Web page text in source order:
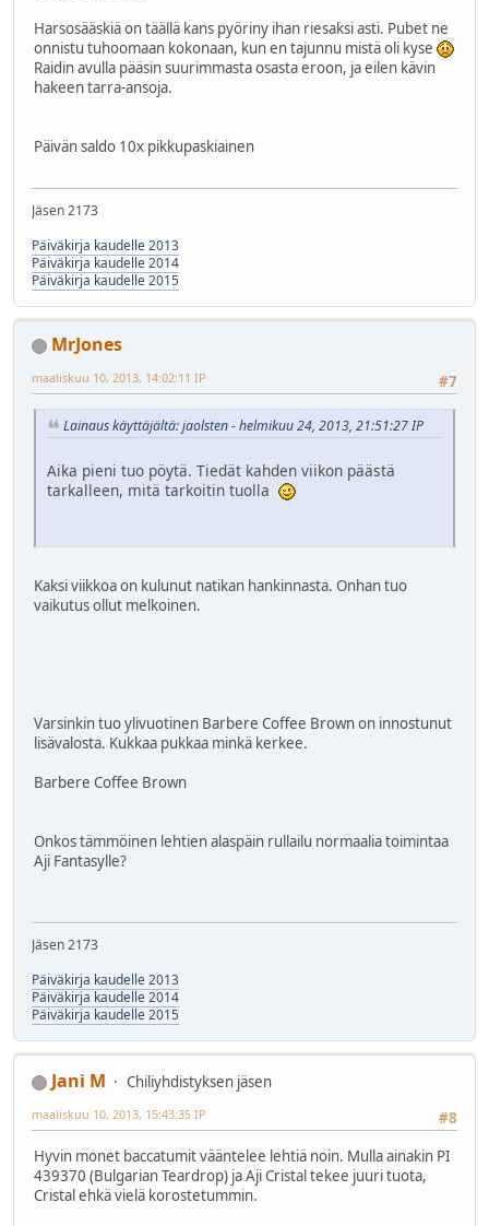
Harsosääskiä on täällä kans pyöriny ihan riesaksi asti. Pubet ne
onnistu tuhoomaan kokonaan, kun en tajunnu mistä oli kyse
Raidin avulla pääsin suurimmasta osasta eroon, ja eilen kävin
hakeen tarra-ansoja.
Päivän saldo 10x pikkupaskiainen
Jäsen 2173
Päiväkirja kaudelle 2013
Päiväkirja kaudelle 2014
Päiväkirja kaudelle 2015
MrJones
#7
maaliskuu 10, 2013, 14:02:11 IP
Lainaus käyttäjältä: jaolsten - helmikuu 24, 2013, 21:51:27 IP
Aika pieni tuo pöytä. Tiedät kahden viikon päästä
tarkalleen, mitä tarkoitin tuolla
Kaksi viikkoa on kulunut natikan hankinnasta. Onhan tuo
vaikutus ollut melkoinen.
Varsinkin tuo ylivuotinen Barbere Coffee Brown on innostunut
lisävalosta. Kukkaa pukkaa minkä kerkee.
Barbere Coffee Brown
Onkos tämmöinen lehtien alaspäin rullailu normaalia toimintaa
Aji Fantasylle?
Jäsen 2173
Päiväkirja kaudelle 2013
Päiväkirja kaudelle 2014
Päiväkirja kaudelle 2015
Jani M
Chiliyhdistyksen jäsen
#8
maaliskuu 10, 2013, 15:43:35 IP
Hyvin monet baccatumit vääntelee lehtiä noin. Mulla ainakin PI
439370 (Bulgarian Teardrop) ja Aji Cristal tekee juuri tuota,
Cristal ehkä vielä korostetummin.